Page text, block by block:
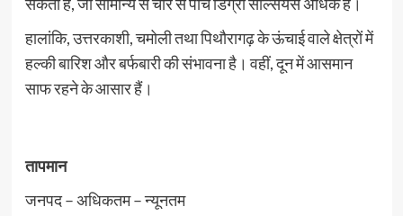
हालांकि, उत्तरकाशी, चमोली तथा पिथौरागढ़ के ऊंचाई वाले क्षेत्रों में
हल्की बारिश और बर्फबारी की संभावना है। वहीं, दून में आसमान
साफ रहने के आसार हैं।
तापमान
जनपद – अधिकतम – न्यूनतम